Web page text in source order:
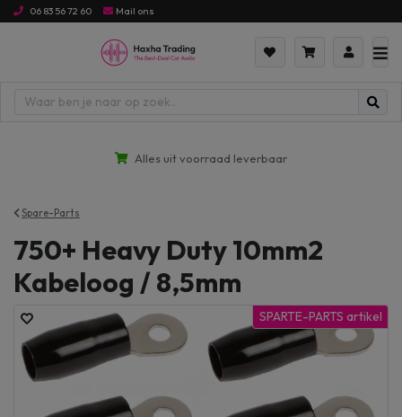
06 83 56 72 60 Mail ons
Alles uit voorraad leverbaar
Spare-Parts
750+ Heavy Duty 10mm2
Kabeloog / 8,5mm
SPARTE-PARTS artikel